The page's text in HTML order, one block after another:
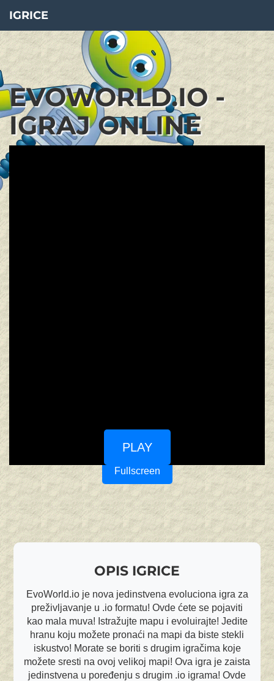
IGRICE
EVOWORLD.IO -
IGRAJ ONLINE
PLAY
Fullscreen
OPIS IGRICE
EvoWorld.io je nova jedinstvena evoluciona igra za
preživljavanje u .io formatu! Ovde ćete se pojaviti
kao mala muva! Istražujte mapu i evoluirajte! Jedite
hranu koju možete pronaći na mapi da biste stekli
iskustvo! Morate se boriti s drugim igračima koje
možete sresti na ovoj velikoj mapi! Ova igra je zaista
jedinstvena u poređenju s drugim .io igrama! Ovde